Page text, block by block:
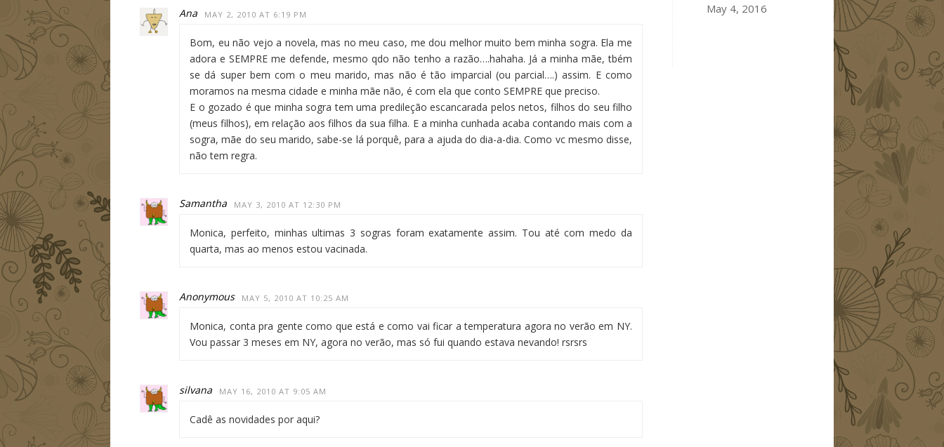
Ana MAY 2, 2010 AT 6:19 PM
Bom, eu não vejo a novela, mas no meu caso, me dou melhor muito bem minha sogra. Ela me
adora e SEMPRE me defende, mesmo qdo não tenho a razão….hahaha. Já a minha mãe, tbém
se dá super bem com o meu marido, mas não é tão imparcial (ou parcial….) assim. E como
moramos na mesma cidade e minha mãe não, é com ela que conto SEMPRE que preciso.
E o gozado é que minha sogra tem uma predileção escancarada pelos netos, filhos do seu filho
(meus filhos), em relação aos filhos da sua filha. E a minha cunhada acaba contando mais com a
sogra, mãe do seu marido, sabe-se lá porquê, para a ajuda do dia-a-dia. Como vc mesmo disse,
não tem regra.
Samantha MAY 3, 2010 AT 12:30 PM
Monica, perfeito, minhas ultimas 3 sogras foram exatamente assim. Tou até com medo da
quarta, mas ao menos estou vacinada.
Anonymous MAY 5, 2010 AT 10:25 AM
Monica, conta pra gente como que está e como vai ficar a temperatura agora no verão em NY.
Vou passar 3 meses em NY, agora no verão, mas só fui quando estava nevando! rsrsrs
silvana MAY 16, 2010 AT 9:05 AM
Cadê as novidades por aqui?
May 4, 2016